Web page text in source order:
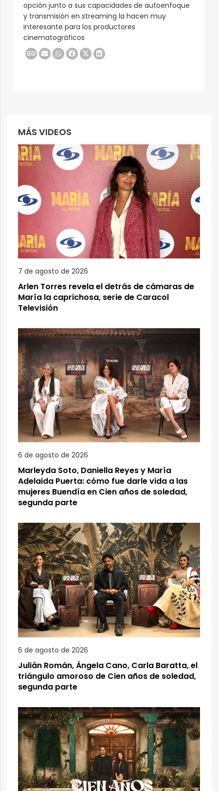
opción junto a sus capacidades de autoenfoque
y transmisión en streaming la hacen muy
interesante para los productores
cinematográficos
MÁS VIDEOS
7 de agosto de 2026
Arlen Torres revela el detrás de cámaras de
María la caprichosa, serie de Caracol
Televisión
6 de agosto de 2026
Marleyda Soto, Daniella Reyes y María
Adelaida Puerta: cómo fue darle vida a las
mujeres Buendía en Cien años de soledad,
segunda parte
6 de agosto de 2026
Julián Román, Ángela Cano, Carla Baratta, el
triángulo amoroso de Cien años de soledad,
segunda parte